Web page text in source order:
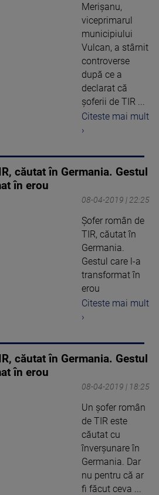
Merişanu,
viceprimarul
municipiului
Vulcan, a stârnit
controverse
după ce a
declarat că
şoferii de TIR ...
Citeste mai mult
›
căutat în Germania. Gestul
în erou
08-04-2019 | 22:25
Șofer român de
TIR, căutat în
Germania.
Gestul care l-a
transformat în
erou
Citeste mai mult
›
căutat în Germania. Gestul
în erou
08-04-2019 | 18:25
Un şofer român
de TIR este
căutat cu
înverşunare în
Germania. Dar
nu pentru că ar
fi făcut ceva ...